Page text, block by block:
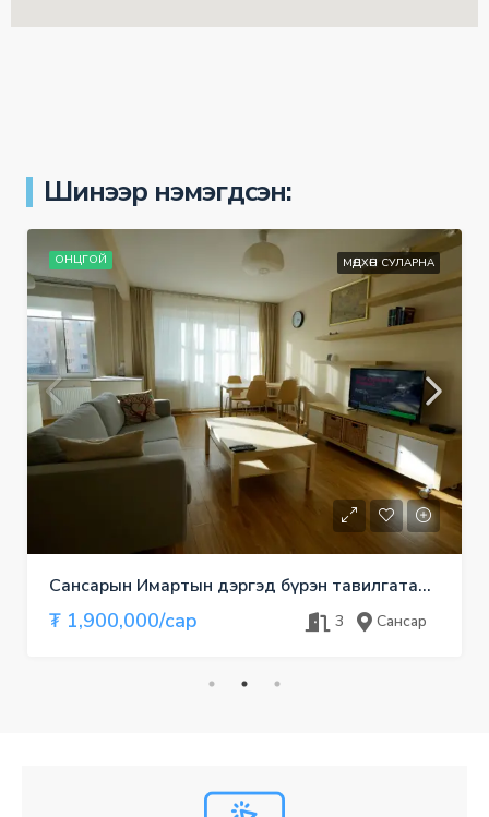
Шинээр нэмэгдсэн:
ОНЦГОЙ МӨДХӨН СУЛАРНА
Сансарын Имартын дэргэд бүрэн тавилгатай, тохилог 3 өрөө
₮ 1,900,000/сар 3 Сансар